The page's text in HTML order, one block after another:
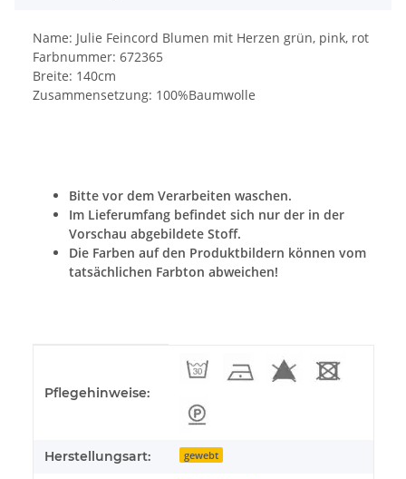
Name: Julie Feincord Blumen mit Herzen grün, pink, rot
Farbnummer: 672365
Breite: 140cm
Zusammensetzung: 100%Baumwolle
Bitte vor dem Verarbeiten waschen.
Im Lieferumfang befindet sich nur der in der
Vorschau abgebildete Stoff.
Die Farben auf den Produktbildern können vom
tatsächlichen Farbton abweichen!
Pflegehinweise:
Herstellungsart: gewebt